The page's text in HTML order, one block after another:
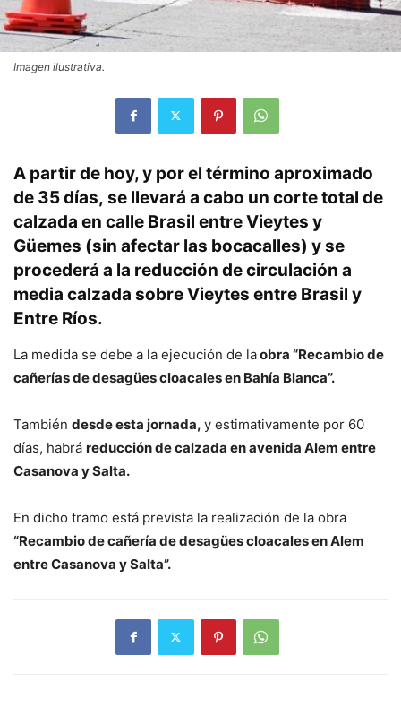
Imagen ilustrativa.
A partir de hoy, y por el término aproximado
de 35 días, se llevará a cabo un corte total de
calzada en calle Brasil entre Vieytes y
Güemes (sin afectar las bocacalles) y se
procederá a la reducción de circulación a
media calzada sobre Vieytes entre Brasil y
Entre Ríos.
La medida se debe a la ejecución de laobra “Recambio de
cañerías de desagües cloacales en Bahía Blanca”.
También desde esta jornada, y estimativamente por 60
días, habrá reducción de calzada en avenida Alem entre
Casanova y Salta.
En dicho tramo está prevista la realización de la obra
“Recambio de cañería de desagües cloacales en Alem
entre Casanova y Salta”.